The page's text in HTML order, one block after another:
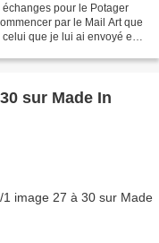
pour le Potager
par le Mail Art que
que je lui ai envoyé et
sur Made In